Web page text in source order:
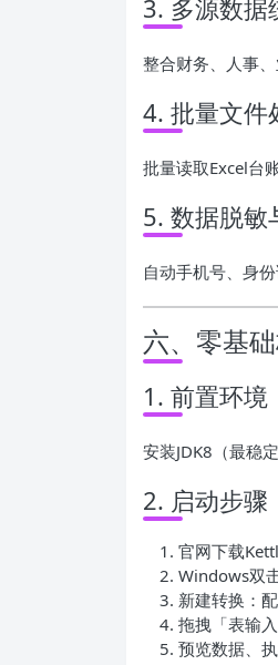
3. 多源数据
整合财务、人事
4. 批量文件
批量读取Excel台
5. 数据脱敏
自动手机号、身
六、零基
1. 前置环境
安装JDK8（最稳
2. 启动步骤
官网下载
Windows双
新建转换：
拖拽「表输
预览数据、